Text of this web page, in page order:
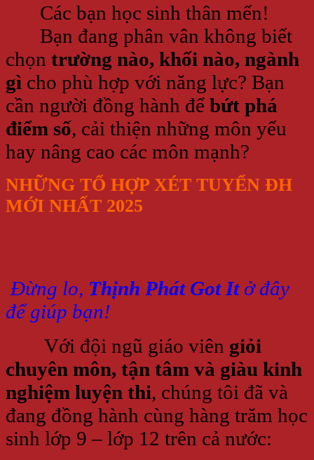
Các bạn học sinh thân mến!
Bạn đang phân vân không biết
chọn trường nào, khối nào, ngành
gì cho phù hợp với năng lực? Bạn
cần người đồng hành để bứt phá
điểm số, cải thiện những môn yếu
hay nâng cao các môn mạnh?
NHỮNG TỔ HỢP XÉT TUYỂN ĐH
MỚI NHẤT 2025
Đừng lo, Thịnh Phát Got Itở đây
để giúp bạn!
Với đội ngũ giáo viên giỏi
chuyên môn, tận tâm và giàu kinh
nghiệm luyện thi, chúng tôi đã và
đang đồng hành cùng hàng trăm học
sinh lớp 9 – lớp 12 trên cả nước: